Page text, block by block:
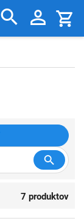
7 produktov